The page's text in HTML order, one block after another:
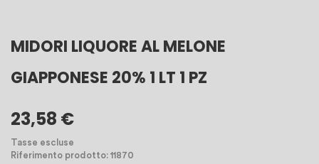
MIDORI LIQUORE AL MELONE
GIAPPONESE 20% 1 LT 1 PZ
23,58 €
Tasse escluse
Riferimento prodotto: 11870